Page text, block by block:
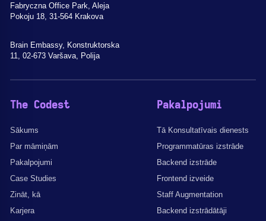
Fabryczna Office Park, Aleja
Pokoju 18, 31-564 Krakova
Brain Embassy, Konstruktorska
11, 02-673 Varšava, Polija
The Codest
Sākums
Par māmiņām
Pakalpojumi
Case Studies
Zināt, kā
Karjera
Pakalpojumi
Tā Konsultatīvais dienests
Programmatūras izstrāde
Backend izstrāde
Frontend izveide
Staff Augmentation
Backend izstrādātāji